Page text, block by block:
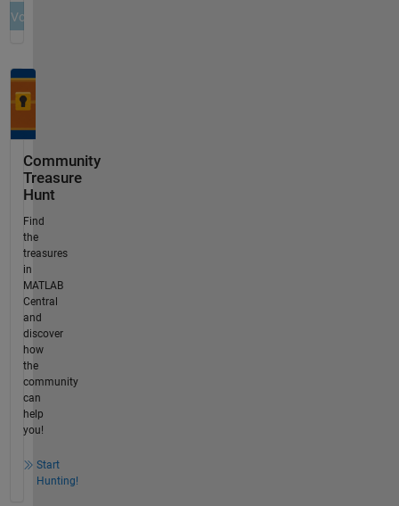
Community
Treasure
Hunt
Find
the
treasures
in
MATLAB
Central
and
discover
how
the
community
can
help
you!
Start
Hunting!